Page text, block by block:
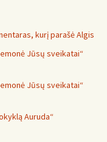
kurį parašė Algis
Jūsų sveikatai“
Jūsų sveikatai“
Auruda“